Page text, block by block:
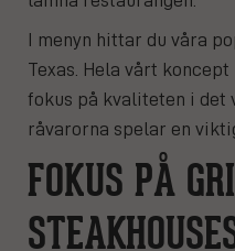
I menyn hittar du våra
Texas. Hela vårt
fokus på kvaliteten i det
råvarorna spelar en
FOKUS PÅ